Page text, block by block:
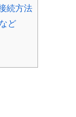
続方法
ど